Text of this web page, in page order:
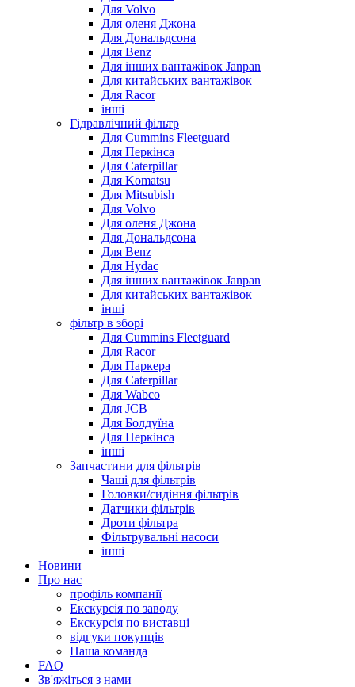
Для Volvo
Для оленя Джона
Для Дональдсона
Для Benz
Для інших вантажівок Janpan
Для китайських вантажівок
Для Racor
інші
Гідравлічний фільтр
Для Cummins Fleetguard
Для Перкінса
Для Caterpillar
Для Komatsu
Для Mitsubish
Для Volvo
Для оленя Джона
Для Дональдсона
Для Benz
Для Hydac
Для інших вантажівок Janpan
Для китайських вантажівок
інші
фільтр в зборі
Для Cummins Fleetguard
Для Racor
Для Паркера
Для Caterpillar
Для Wabco
Для JCB
Для Болдуїна
Для Перкінса
інші
Запчастини для фільтрів
Чаші для фільтрів
Головки/сидіння фільтрів
Датчики фільтрів
Дроти фільтра
Фільтрувальні насоси
інші
Новини
Про нас
профіль компанії
Екскурсія по заводу
Екскурсія по виставці
відгуки покупців
Наша команда
FAQ
Зв'яжіться з нами